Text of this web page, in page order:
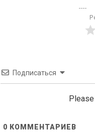
Подписаться
0 КОММЕНТАРИЕВ